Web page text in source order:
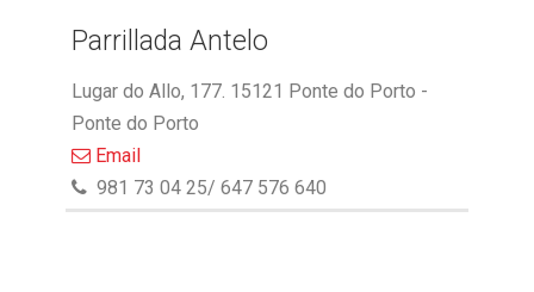
Parrillada Antelo
Lugar do Allo, 177. 15121 Ponte do Porto -
Ponte do Porto
Email
981 73 04 25/ 647 576 640